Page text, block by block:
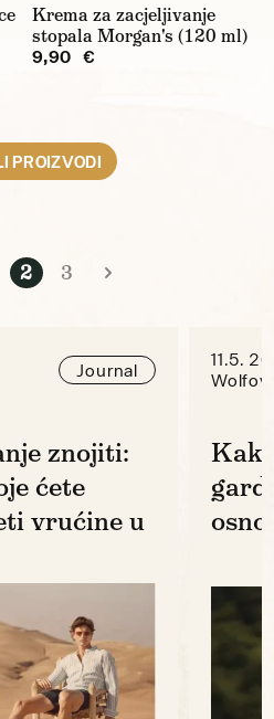
Krema za zacjeljivanje
stopala Morgan's (120 ml)
9,90 €
PROIZVODI
2 3
Journal
znojiti:
ćete
vrućine u
11.5.